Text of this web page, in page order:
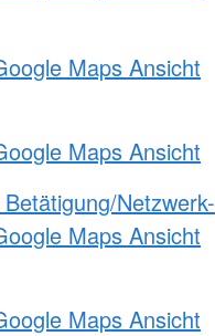
Maps Ansicht
Maps Ansicht
Netzwerk-
Maps Ansicht
Maps Ansicht